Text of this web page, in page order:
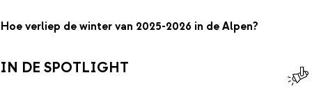
Hoe verliep de winter van 2025-2026 in de Alpen?
IN DE SPOTLIGHT